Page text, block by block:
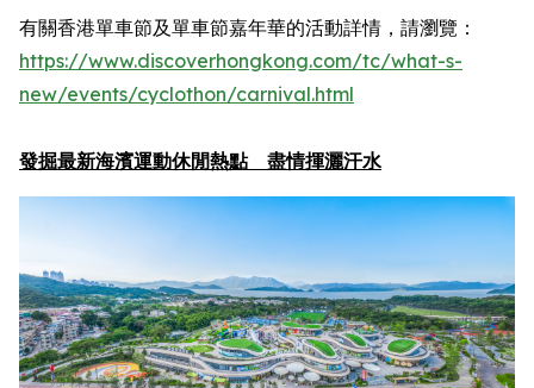
有關香港單車節及單車節嘉年華的活動詳情，請瀏覽：
https://www.discoverhongkong.com/tc/what-s-
new/events/cyclothon/carnival.html
發掘最新海濱運動休閒熱點 盡情揮灑汗水